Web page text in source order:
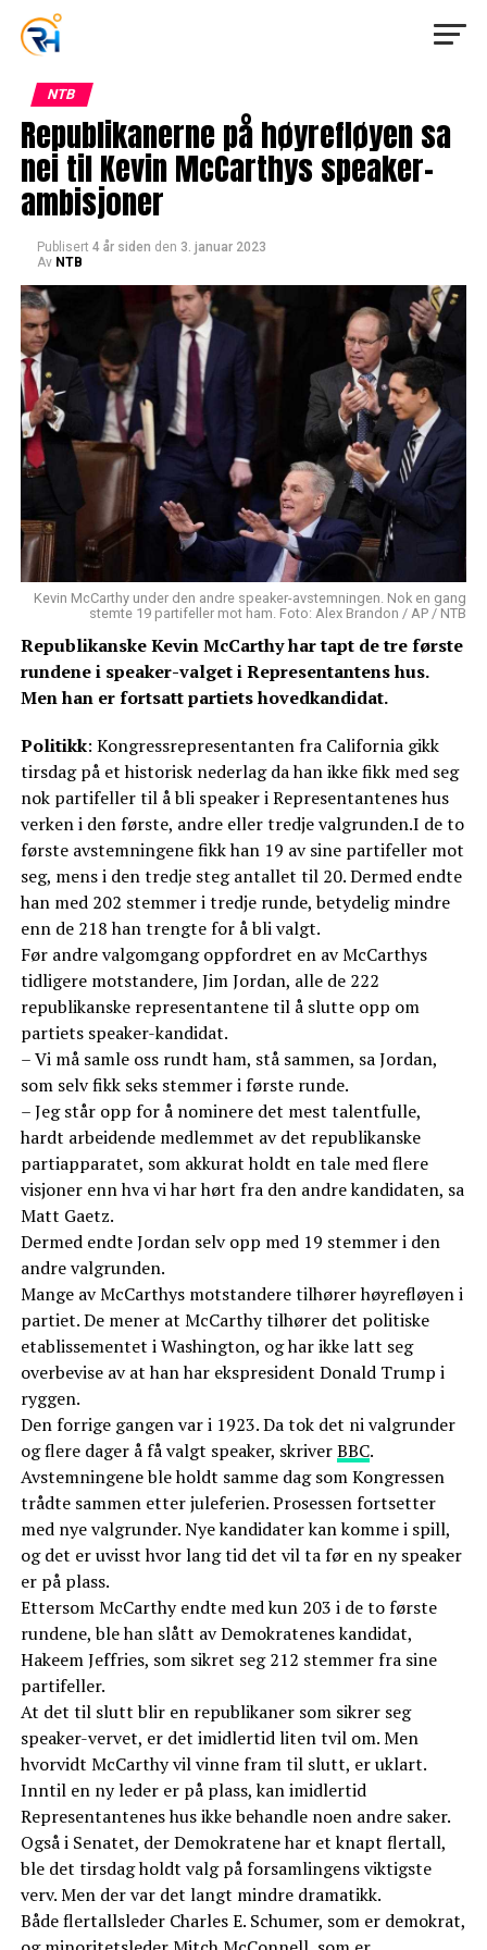
NTB
Republikanerne på høyrefløyen sa
nei til Kevin McCarthys speaker-
ambisjoner
Publisert 4 år siden den 3. januar 2023
Av NTB
Kevin McCarthy under den andre speaker-avstemningen. Nok en gang
stemte 19 partifeller mot ham. Foto: Alex Brandon / AP / NTB
Republikanske Kevin McCarthy har tapt de tre første
rundene i speaker-valget i Representantens hus.
Men han er fortsatt partiets hovedkandidat.
Politikk: Kongressrepresentanten fra California gikk
tirsdag på et historisk nederlag da han ikke fikk med seg
nok partifeller til å bli speaker i Representantenes hus
verken i den første, andre eller tredje valgrunden.I de to
første avstemningene fikk han 19 av sine partifeller mot
seg, mens i den tredje steg antallet til 20. Dermed endte
han med 202 stemmer i tredje runde, betydelig mindre
enn de 218 han trengte for å bli valgt.
Før andre valgomgang oppfordret en av McCarthys
tidligere motstandere, Jim Jordan, alle de 222
republikanske representantene til å slutte opp om
partiets speaker-kandidat.
– Vi må samle oss rundt ham, stå sammen, sa Jordan,
som selv fikk seks stemmer i første runde.
– Jeg står opp for å nominere det mest talentfulle,
hardt arbeidende medlemmet av det republikanske
partiapparatet, som akkurat holdt en tale med flere
visjoner enn hva vi har hørt fra den andre kandidaten, sa
Matt Gaetz.
Dermed endte Jordan selv opp med 19 stemmer i den
andre valgrunden.
Mange av McCarthys motstandere tilhører høyrefløyen i
partiet. De mener at McCarthy tilhører det politiske
etablissementet i Washington, og har ikke latt seg
overbevise av at han har ekspresident Donald Trump i
ryggen.
Den forrige gangen var i 1923. Da tok det ni valgrunder
og flere dager å få valgt speaker, skriverBBC.
Avstemningene ble holdt samme dag som Kongressen
trådte sammen etter juleferien. Prosessen fortsetter
med nye valgrunder. Nye kandidater kan komme i spill,
og det er uvisst hvor lang tid det vil ta før en ny speaker
er på plass.
Ettersom McCarthy endte med kun 203 i de to første
rundene, ble han slått av Demokratenes kandidat,
Hakeem Jeffries, som sikret seg 212 stemmer fra sine
partifeller.
At det til slutt blir en republikaner som sikrer seg
speaker-vervet, er det imidlertid liten tvil om. Men
hvorvidt McCarthy vil vinne fram til slutt, er uklart.
Inntil en ny leder er på plass, kan imidlertid
Representantenes hus ikke behandle noen andre saker.
Også i Senatet, der Demokratene har et knapt flertall,
ble det tirsdag holdt valg på forsamlingens viktigste
verv. Men der var det langt mindre dramatikk.
Både flertallsleder Charles E. Schumer, som er demokrat,